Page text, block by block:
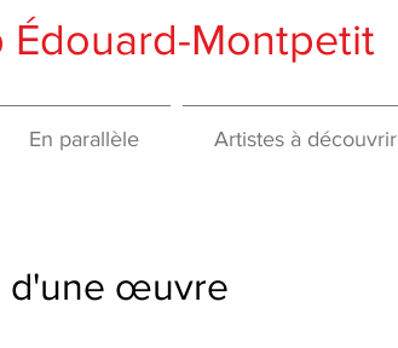
Édouard-Montpetit
En parallèle Artistes à découvrir
d'une œuvre